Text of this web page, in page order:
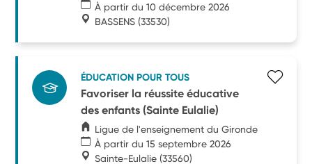
À partir du 10 décembre 2026
BASSENS (33530)
ÉDUCATION POUR TOUS
Favoriser la réussite éducative
des enfants (Sainte Eulalie)
Ligue de l'enseignement du Gironde
À partir du 15 septembre 2026
Sainte-Eulalie (33560)